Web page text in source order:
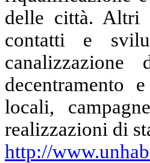
delle città. Altri
contatti e
decentramento
locali,
realizzazioni di
http://